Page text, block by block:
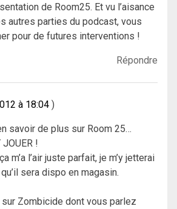
de Room25. Et vu l’aisance
autres parties du podcast, vous
pour de futures interventions !
Répondre
à 18:04
savoir de plus sur Room 25…
JOUER !
m’a l’air juste parfait, je m’y jetterai
sera dispo en magasin.
Zombicide dont vous parlez